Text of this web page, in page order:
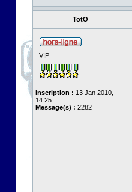
TotO
VIP
Inscription : 13 Jan 2010,
14:25
Message(s) : 2282